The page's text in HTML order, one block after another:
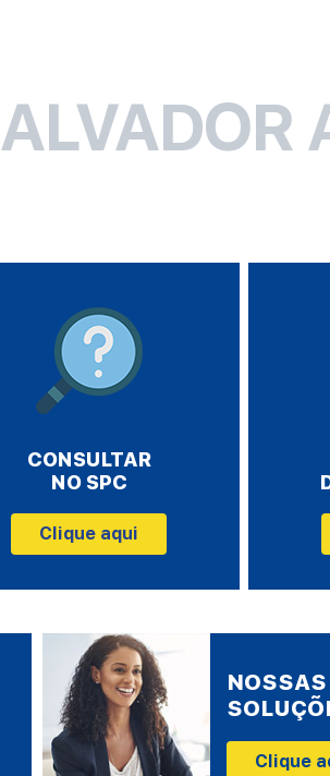
CONSULTAR
NO SPC
Clique aqui
NOSSAS
Clique